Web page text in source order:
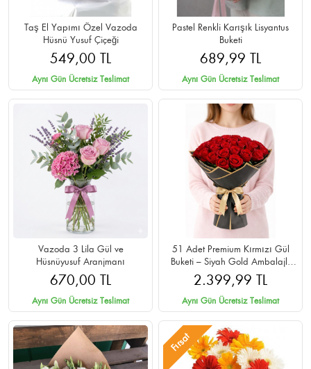
Taş El Yapımı Özel Vazoda
Hüsnü Yusuf Çiçeği
549,00 TL
Aynı Gün Ücretsiz Teslimat
Pastel Renkli Karışık Lisyantus
Buketi
689,99 TL
Aynı Gün Ücretsiz Teslimat
Vazoda 3 Lila Gül ve
Hüsnüyusuf Aranjmanı
670,00 TL
Aynı Gün Ücretsiz Teslimat
51 Adet Premium Kırmızı Gül
Buketi – Siyah Gold Ambalajlı
Cipsolu
2.399,99 TL
Aynı Gün Ücretsiz Teslimat
Fırsat